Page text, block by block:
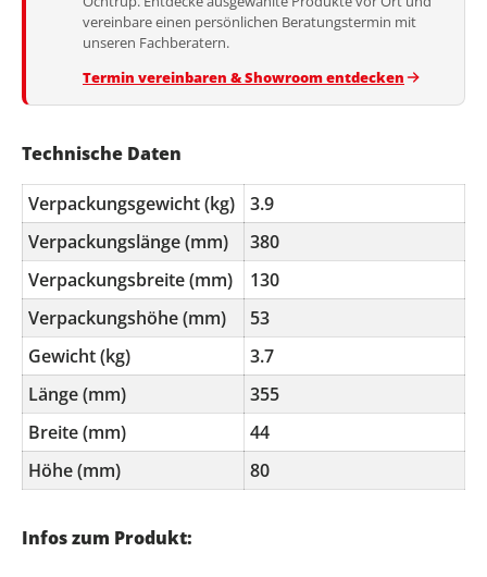
vereinbare einen persönlichen Beratungstermin mit
unseren Fachberatern.
Termin vereinbaren & Showroom entdecken
Technische Daten
Verpackungsgewicht (kg)
3.9
Verpackungslänge (mm)
380
Verpackungsbreite (mm)
130
Verpackungshöhe (mm)
53
Gewicht (kg)
3.7
Länge (mm)
355
Breite (mm)
44
Höhe (mm)
80
Infos zum Produkt: